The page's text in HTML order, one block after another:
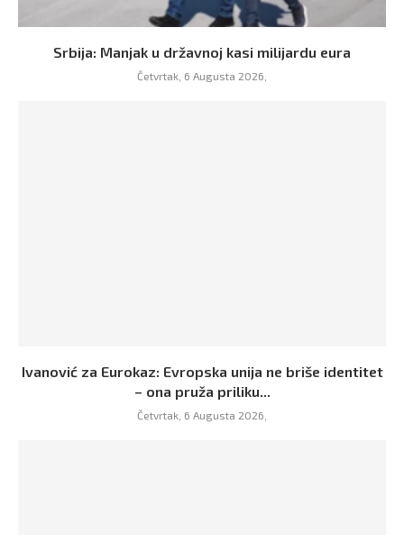
Srbija: Manjak u državnoj kasi milijardu eura
Četvrtak, 6 Augusta 2026,
Ivanović za Eurokaz: Evropska unija ne briše identitet
– ona pruža priliku...
Četvrtak, 6 Augusta 2026,